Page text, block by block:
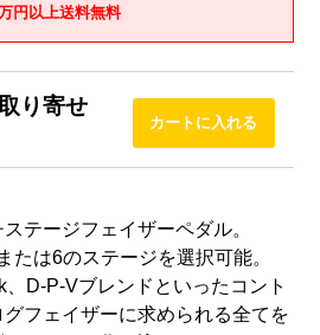
円以上送料無料
り寄せ
テージフェイザーペダル。
たは6のステージを選択可能。
D-P-Vブレンドといったコント
フェイザーに求められる全てを